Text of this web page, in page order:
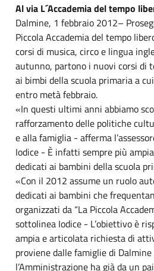
Al via L´Accademia del tempo
Dalmine, 1 febbraio 2012–
Piccola Accademia del tempo
corsi di musica, circo e lingua
autunno, partono i nuovi corsi di
ai bimbi della scuola primaria a
entro metà febbraio.
«In questi ultimi anni abbiamo
rafforzamento delle politiche
e alla famiglia - afferma
Iodice - È infatti sempre più
dedicati ai bambini della scuola
«Con il 2012 assume un ruolo
dedicati ai bambini che
organizzati da “La Piccola
sottolinea Iodice - L’obiettivo è
ampia e articolata richiesta di
proviene dalle famiglie di
l’Amministrazione ha già da un